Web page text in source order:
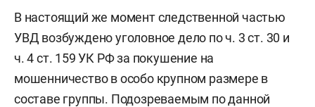
В настоящий же момент следственной частью
УВД возбуждено уголовное дело по ч. 3 ст. 30 и
ч. 4 ст. 159 УК РФ за покушение на
мошенничество в особо крупном размере в
составе группы. Подозреваемым по данной